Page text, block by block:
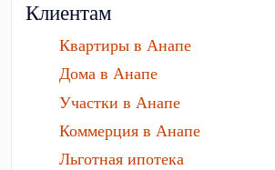
Клиентам
Квартиры в Анапе
Дома в Анапе
Участки в Анапе
Коммерция в Анапе
Льготная ипотека